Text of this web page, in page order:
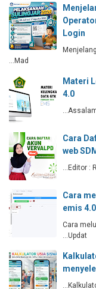
Login
Mad…
Materi
4.0
Cara
web
Editor :
Cara
emis 4.0
Cara
Updat…